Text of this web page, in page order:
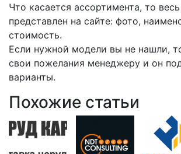
Что касается ассортимента, то
представлен на сайте: фото,
стоимость.
Если нужной модели вы не нашли,
свои пожелания менеджеру и он
варианты.
Похожие статьи